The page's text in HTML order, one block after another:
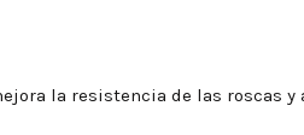
la resistencia de las roscas y